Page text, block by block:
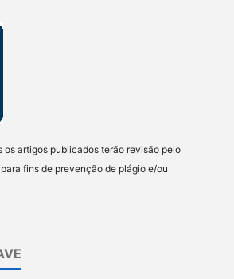
os artigos publicados terão revisão pelo
para fins de prevenção de plágio e/ou